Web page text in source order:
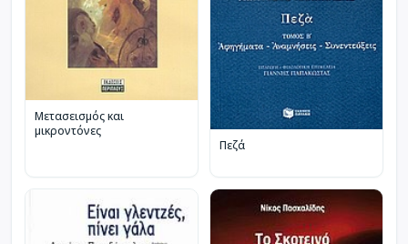
Μετασεισμός και
μικροντόνες
Πεζά